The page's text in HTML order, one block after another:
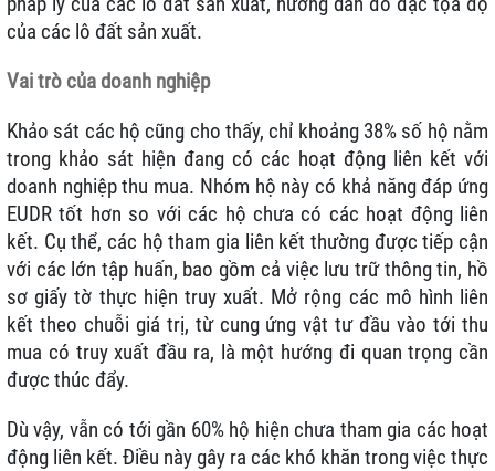
của các lô đất sản xuất.
Vai trò của doanh nghiệp
Khảo sát các hộ cũng cho thấy, chỉ khoảng 38% số hộ nằm
trong khảo sát hiện đang có các hoạt động liên kết với
doanh nghiệp thu mua. Nhóm hộ này có khả năng đáp ứng
EUDR tốt hơn so với các hộ chưa có các hoạt động liên
kết. Cụ thể, các hộ tham gia liên kết thường được tiếp cận
với các lớn tập huấn, bao gồm cả việc lưu trữ thông tin, hồ
sơ giấy tờ thực hiện truy xuất. Mở rộng các mô hình liên
kết theo chuỗi giá trị, từ cung ứng vật tư đầu vào tới thu
mua có truy xuất đầu ra, là một hướng đi quan trọng cần
được thúc đẩy.
Dù vậy, vẫn có tới gần 60% hộ hiện chưa tham gia các hoạt
động liên kết. Điều này gây ra các khó khăn trong việc thực